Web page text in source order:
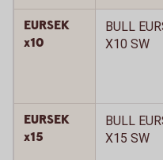
EURSEK
x10
BULL
X10 SW
EURSEK
x15
BULL
X15 SW